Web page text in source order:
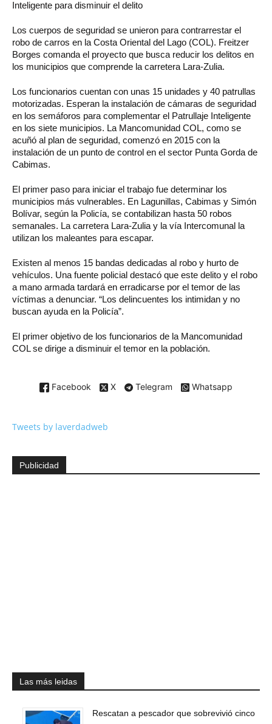
Inteligente para disminuir el delito
Los cuerpos de seguridad se unieron para contrarrestar el
robo de carros en la Costa Oriental del Lago (COL). Freitzer
Borges comanda el proyecto que busca reducir los delitos en
los municipios que comprende la carretera Lara-Zulia.
Los funcionarios cuentan con unas 15 unidades y 40 patrullas
motorizadas. Esperan la instalación de cámaras de seguridad
en los semáforos para complementar el Patrullaje Inteligente
en los siete municipios. La Mancomunidad COL, como se
acuñó al plan de seguridad, comenzó en 2015 con la
instalación de un punto de control en el sector Punta Gorda de
Cabimas.
El primer paso para iniciar el trabajo fue determinar los
municipios más vulnerables. En Lagunillas, Cabimas y Simón
Bolívar, según la Policía, se contabilizan hasta 50 robos
semanales. La carretera Lara-Zulia y la vía Intercomunal la
utilizan los maleantes para escapar.
Existen al menos 15 bandas dedicadas al robo y hurto de
vehículos. Una fuente policial destacó que este delito y el robo
a mano armada tardará en erradicarse por el temor de las
víctimas a denunciar. “Los delincuentes los intimidan y no
buscan ayuda en la Policía”.
El primer objetivo de los funcionarios de la Mancomunidad
COL se dirige a disminuir el temor en la población.
Facebook X Telegram Whatsapp
Tweets by laverdadweb
Publicidad
Las más leidas
Rescatan a pescador que sobrevivió cinco